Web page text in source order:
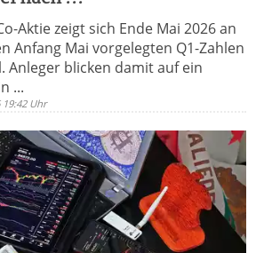
Aktie zeigt sich Ende Mai 2026 an
Anfang Mai vorgelegten Q1-Zahlen
Anleger blicken damit auf ein
...
19:42 Uhr